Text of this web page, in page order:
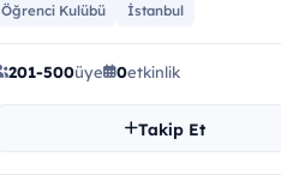
Öğrenci Kulübü İstanbul
201-500üye 0etkinlik
Takip Et